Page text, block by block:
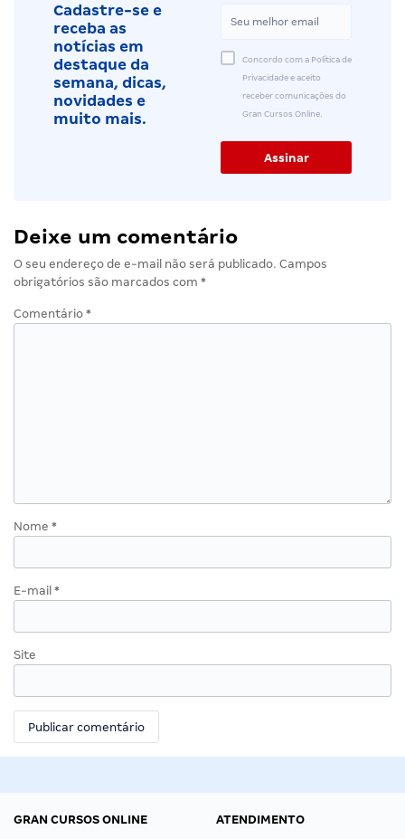
Cadastre-se e
receba as
notícias em
destaque da
semana, dicas,
novidades e
muito mais.
Concordo com a Política de
Privacidade e aceito
receber comunicações do
Gran Cursos Online.
Deixe um comentário
O seu endereço de e-mail não será publicado. Campos
obrigatórios são marcados com *
Comentário *
Nome *
E-mail *
Site
GRAN CURSOS ONLINE
ATENDIMENTO